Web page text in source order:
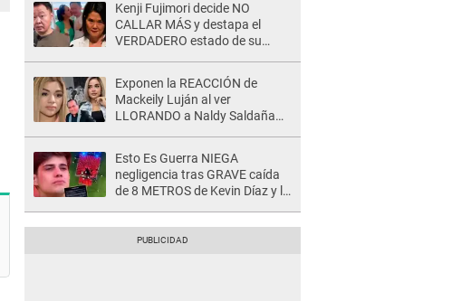
Kenji Fujimori decide NO
CALLAR MÁS y destapa el
VERDADERO estado de su
Fujimori: "Mi familia es Érika, mi
suegra..."
Exponen la REACCIÓN de
Mackeily Luján al ver
LLORANDO a Naldy Saldaña
Esto Es Guerra NIEGA
negligencia tras GRAVE caída
de 8 METROS de Kevin Díaz y lo